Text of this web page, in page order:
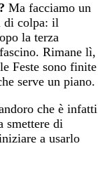
Ma facciamo un
di colpa: il
la terza
Rimane lì,
Feste sono finite
serve un piano.
che è infatti
smettere di
a usarlo